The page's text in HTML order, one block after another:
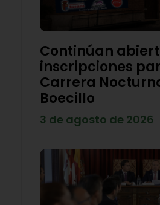
Continúan
inscripciones
Carrera
Boecillo
3 de agosto de 2026